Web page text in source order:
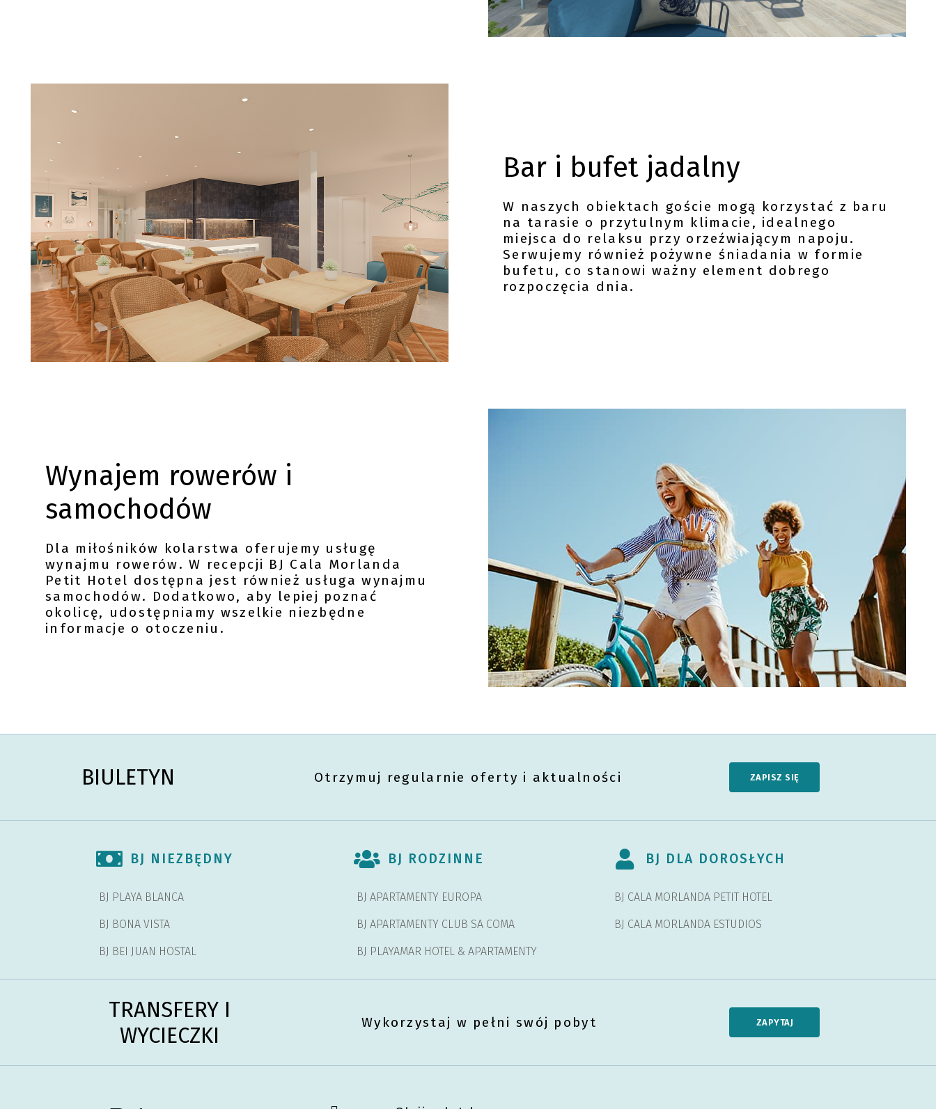
Bar i bufet jadalny
W naszych obiektach goście mogą korzystać z baru
na tarasie o przytulnym klimacie, idealnego
miejsca do relaksu przy orzeźwiającym napoju.
Serwujemy również pożywne śniadania w formie
bufetu, co stanowi ważny element dobrego
rozpoczęcia dnia.
Wynajem rowerów i
samochodów
Dla miłośników kolarstwa oferujemy usługę
wynajmu rowerów. W recepcji BJ Cala Morlanda
Petit Hotel dostępna jest również usługa wynajmu
samochodów. Dodatkowo, aby lepiej poznać
okolicę, udostępniamy wszelkie niezbędne
informacje o otoczeniu.
BIULETYN Otrzymuj regularnie oferty i aktualności ZAPISZ SIĘ
BJ NIEZBĘDNY
BJ PLAYA BLANCA
BJ BONA VISTA
BJ BEI JUAN HOSTAL
BJ RODZINNE
BJ APARTAMENTY EUROPA
BJ APARTAMENTY CLUB SA COMA
BJ PLAYAMAR HOTEL & APARTAMENTY
BJ DLA DOROSŁYCH
BJ CALA MORLANDA PETIT HOTEL
BJ CALA MORLANDA ESTUDIOS
TRANSFERY I
WYCIECZKI
Wykorzystaj w pełni swój pobyt ZAPYTAJ